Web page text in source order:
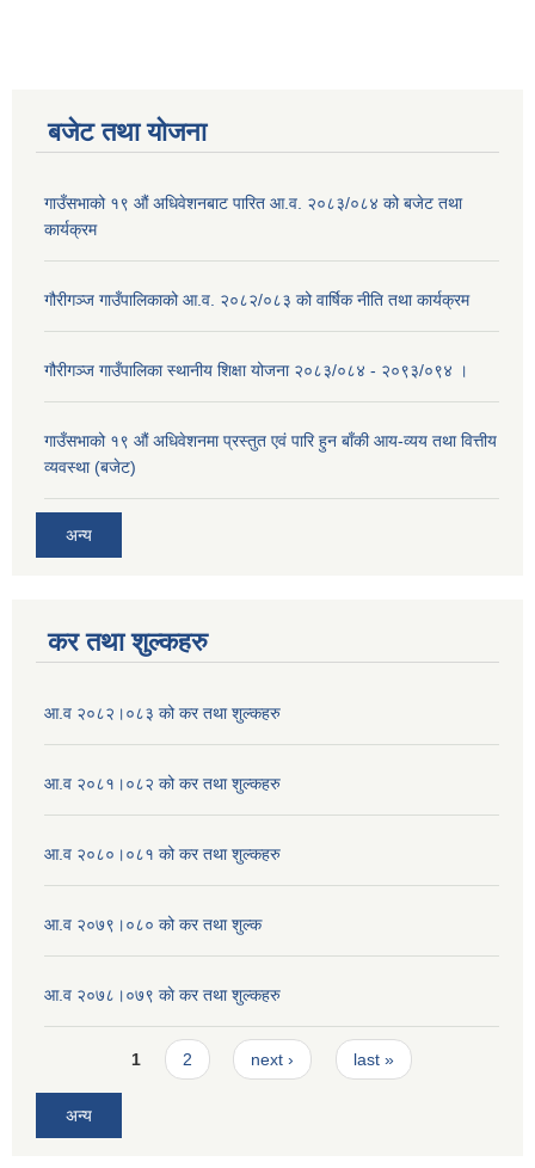
बजेट तथा याेजना
गाउँसभाको १९ औं अधिवेशनबाट पारित आ.व. २०८३/०८४ को बजेट तथा
कार्यक्रम
गौरीगञ्ज गाउँपालिकाको आ.व. २०८२/०८३ को वार्षिक नीति तथा कार्यक्रम
गौरीगञ्ज गाउँपालिका स्थानीय शिक्षा योजना २०८३/०८४ - २०९३/०९४ ।
गाउँसभाको १९ ‌औं अधिवेशनमा प्रस्तुत एवं पारि हुन बाँकी आय-व्यय तथा वित्तीय
व्यवस्था (बजेट)
अन्य
कर तथा शुल्कहरु
आ.व २०८२।०८३ को कर तथा शुल्कहरु
आ.व २०८१।०८२ को कर तथा शुल्कहरु
आ.व २०८०।०८१ को कर तथा शुल्कहरु
आ.व २०७९।०८० को कर तथा शुल्क
आ.व २०७८।०७९ काे कर तथा शुल्कहरु
Pages1 2 next › last »
अन्य